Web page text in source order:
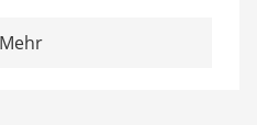
Mehr